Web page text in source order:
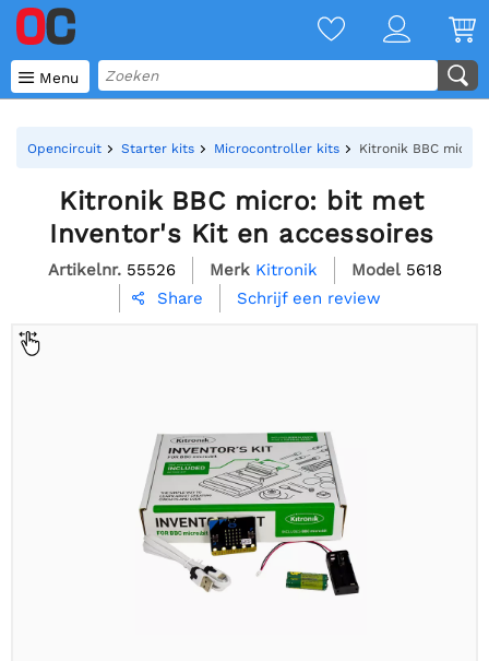
 Menu
Opencircuit Starter kits Microcontroller kits Kitronik BBC
Kitronik BBC micro: bit met
Inventor's Kit en accessoires
Artikelnr. 55526 Merk Kitronik Model 5618
 Share Schrijf een review